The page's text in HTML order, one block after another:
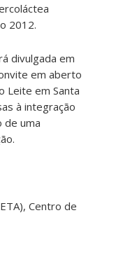
2012.
divulgada em
em aberto
Leite em Santa
à integração
de uma
Centro de